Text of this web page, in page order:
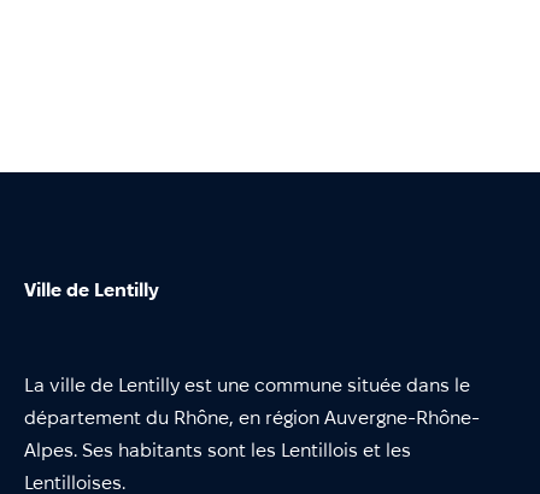
Ville de Lentilly
La ville de Lentilly est une commune située dans le
département du Rhône, en région Auvergne-Rhône-
Alpes. Ses habitants sont les Lentillois et les
Lentilloises.